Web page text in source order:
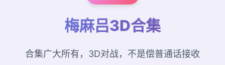
梅麻吕3D合集
合集广大所有，3D对战，不是偿普通话接收